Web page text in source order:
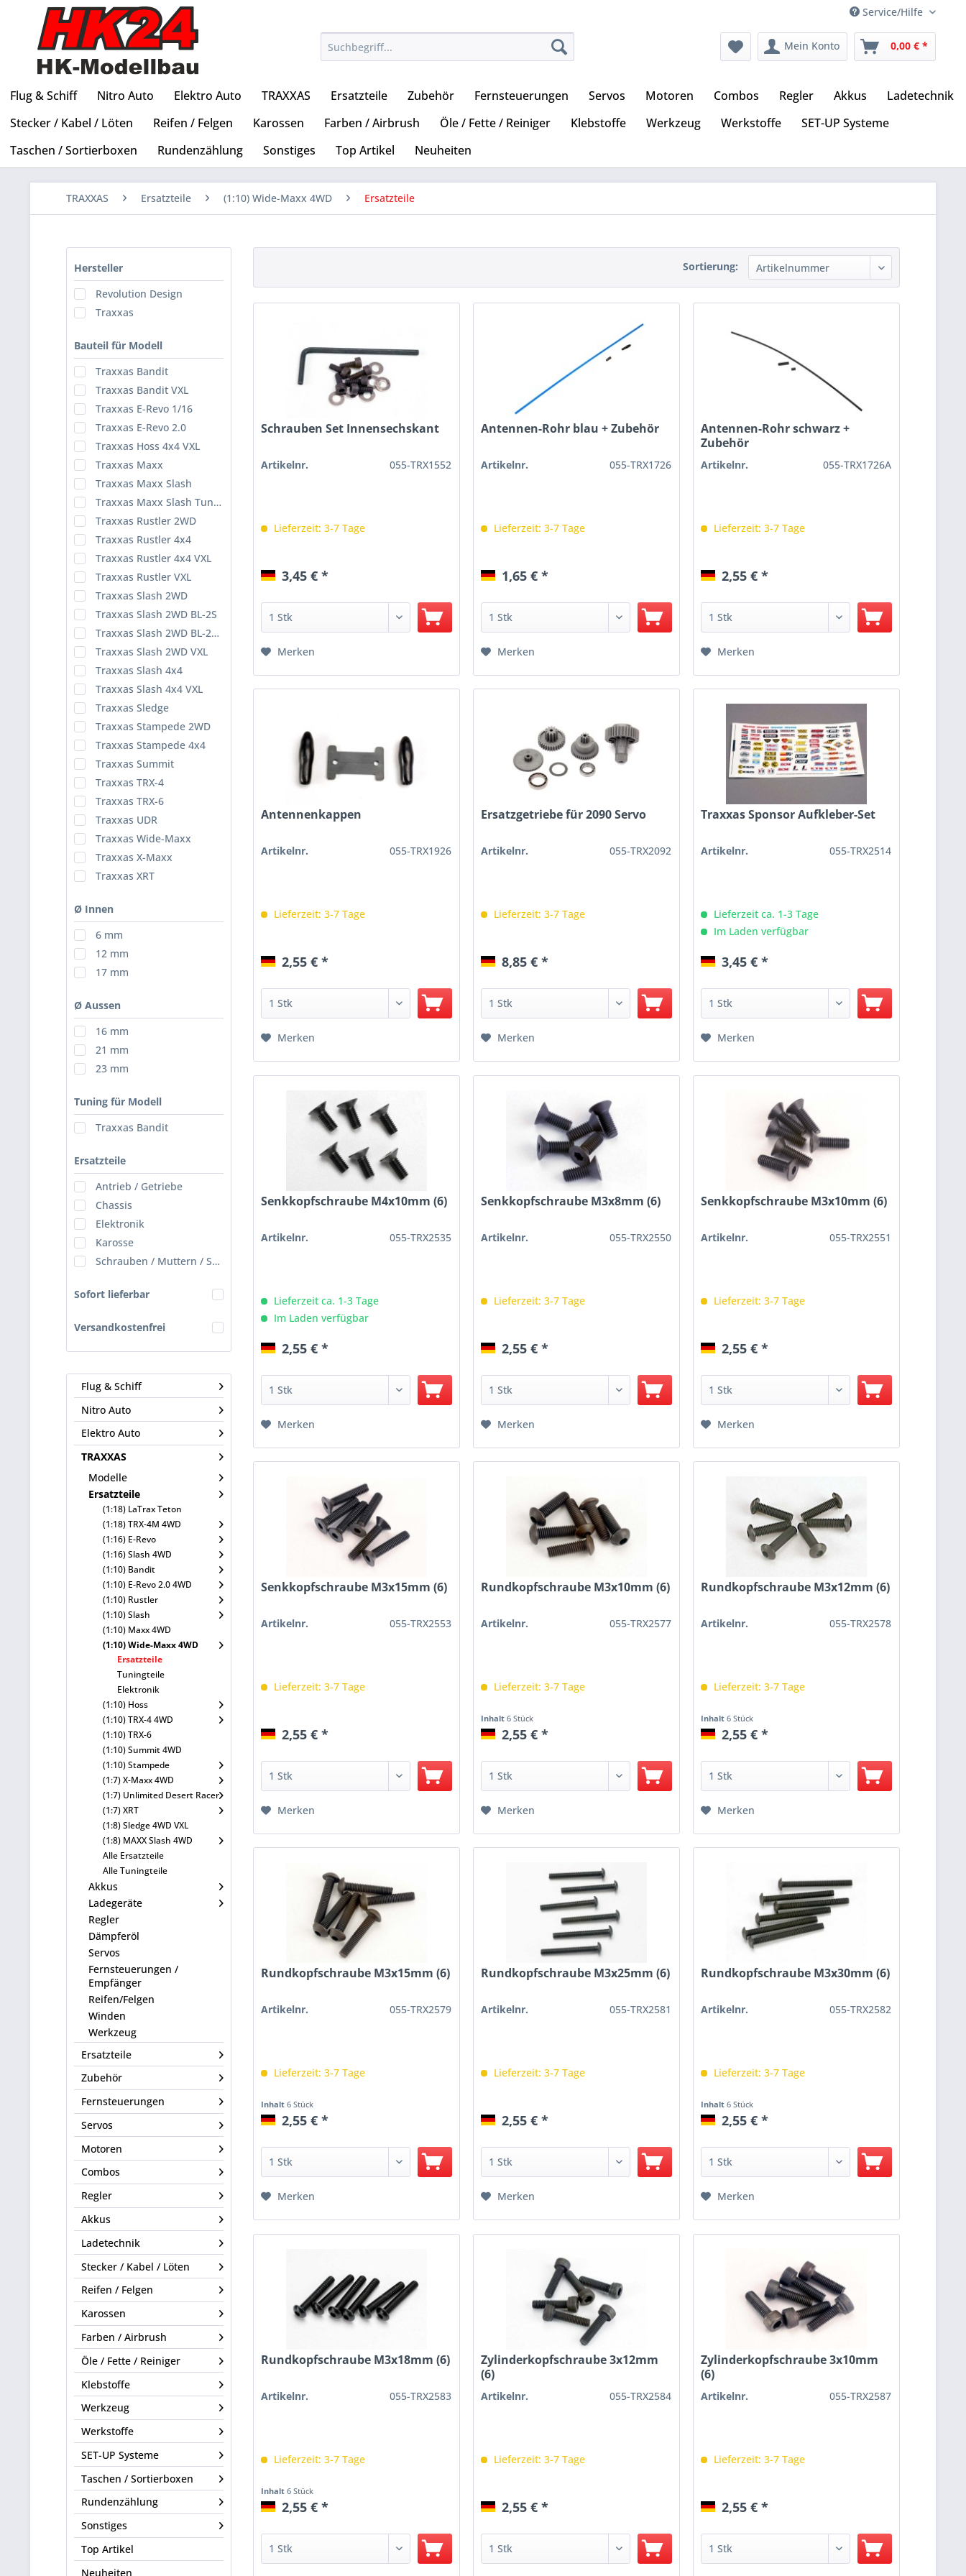
Service/Hilfe
Mein Konto 0,00 € *
Flug & Schiff Nitro Auto Elektro Auto TRAXXAS Ersatzteile Zubehör Fernsteuerungen Servos Motoren Combos Regler Akkus
Ladetechnik
Stecker / Kabel / Löten
Reifen / Felgen Karossen Farben / Airbrush Öle / Fette / Reiniger Klebstoffe Werkzeug Werkstoffe
SET-UP Systeme
Taschen / Sortierboxen
Rundenzählung Sonstiges Top Artikel Neuheiten
TRAXXAS Ersatzteile (1:10) Wide-Maxx 4WD Ersatzteile
Hersteller
Revolution Design
Traxxas
Bauteil für Modell
Traxxas Bandit
Traxxas Bandit VXL
Traxxas E-Revo 1/16
Traxxas E-Revo 2.0
Traxxas Hoss 4x4 VXL
Traxxas Maxx
Traxxas Maxx Slash
Traxxas Maxx Slash Tuning
Traxxas Rustler 2WD
Traxxas Rustler 4x4
Traxxas Rustler 4x4 VXL
Traxxas Rustler VXL
Traxxas Slash 2WD
Traxxas Slash 2WD BL-2S
Traxxas Slash 2WD BL-2S Tuning
Traxxas Slash 2WD VXL
Traxxas Slash 4x4
Traxxas Slash 4x4 VXL
Traxxas Sledge
Traxxas Stampede 2WD
Traxxas Stampede 4x4
Traxxas Summit
Traxxas TRX-4
Traxxas TRX-6
Traxxas UDR
Traxxas Wide-Maxx
Traxxas X-Maxx
Traxxas XRT
Ø Innen
6 mm
12 mm
17 mm
Ø Aussen
16 mm
21 mm
23 mm
Tuning für Modell
Traxxas Bandit
Ersatzteile
Antrieb / Getriebe
Chassis
Elektronik
Karosse
Schrauben / Muttern / Scheiben
Sofort lieferbar
Versandkostenfrei
Flug & Schiff
Nitro Auto
Elektro Auto
TRAXXAS
Modelle
Ersatzteile
(1:18) LaTrax Teton
(1:18) TRX-4M 4WD
(1:16) E-Revo
(1:16) Slash 4WD
(1:10) Bandit
(1:10) E-Revo 2.0 4WD
(1:10) Rustler
(1:10) Slash
(1:10) Maxx 4WD
(1:10) Wide-Maxx 4WD
Ersatzteile
Tuningteile
Elektronik
(1:10) Hoss
(1:10) TRX-4 4WD
(1:10) TRX-6
(1:10) Summit 4WD
(1:10) Stampede
(1:7) X-Maxx 4WD
(1:7) Unlimited Desert Racer
(1:7) XRT
(1:8) Sledge 4WD VXL
(1:8) MAXX Slash 4WD
Alle Ersatzteile
Alle Tuningteile
Akkus
Ladegeräte
Regler
Dämpferöl
Servos
Fernsteuerungen /
Empfänger
Reifen/Felgen
Winden
Werkzeug
Ersatzteile
Zubehör
Fernsteuerungen
Servos
Motoren
Combos
Regler
Akkus
Ladetechnik
Stecker / Kabel / Löten
Reifen / Felgen
Karossen
Farben / Airbrush
Öle / Fette / Reiniger
Klebstoffe
Werkzeug
Werkstoffe
SET-UP Systeme
Taschen / Sortierboxen
Rundenzählung
Sonstiges
Top Artikel
Neuheiten
Sortierung:
Schrauben Set Innensechskant
Artikelnr. 055-TRX1552
Lieferzeit: 3-7 Tage
3,45 € *
Merken
Antennen-Rohr blau + Zubehör
Artikelnr. 055-TRX1726
Lieferzeit: 3-7 Tage
1,65 € *
Merken
Antennen-Rohr schwarz +
Zubehör
Artikelnr. 055-TRX1726A
Lieferzeit: 3-7 Tage
2,55 € *
Merken
Antennenkappen
Artikelnr. 055-TRX1926
Lieferzeit: 3-7 Tage
2,55 € *
Merken
Ersatzgetriebe für 2090 Servo
Artikelnr. 055-TRX2092
Lieferzeit: 3-7 Tage
8,85 € *
Merken
Traxxas Sponsor Aufkleber-Set
Artikelnr. 055-TRX2514
Lieferzeit ca. 1-3 Tage
Im Laden verfügbar
3,45 € *
Merken
Senkkopfschraube M4x10mm (6)
Artikelnr. 055-TRX2535
Lieferzeit ca. 1-3 Tage
Im Laden verfügbar
2,55 € *
Merken
Senkkopfschraube M3x8mm (6)
Artikelnr. 055-TRX2550
Lieferzeit: 3-7 Tage
2,55 € *
Merken
Senkkopfschraube M3x10mm (6)
Artikelnr. 055-TRX2551
Lieferzeit: 3-7 Tage
2,55 € *
Merken
Senkkopfschraube M3x15mm (6)
Artikelnr. 055-TRX2553
Lieferzeit: 3-7 Tage
2,55 € *
Merken
Rundkopfschraube M3x10mm (6)
Artikelnr. 055-TRX2577
Lieferzeit: 3-7 Tage
Inhalt6 Stück
2,55 € *
Merken
Rundkopfschraube M3x12mm (6)
Artikelnr. 055-TRX2578
Lieferzeit: 3-7 Tage
Inhalt6 Stück
2,55 € *
Merken
Rundkopfschraube M3x15mm (6)
Artikelnr. 055-TRX2579
Lieferzeit: 3-7 Tage
Inhalt6 Stück
2,55 € *
Merken
Rundkopfschraube M3x25mm (6)
Artikelnr. 055-TRX2581
Lieferzeit: 3-7 Tage
2,55 € *
Merken
Rundkopfschraube M3x30mm (6)
Artikelnr. 055-TRX2582
Lieferzeit: 3-7 Tage
Inhalt6 Stück
2,55 € *
Merken
Rundkopfschraube M3x18mm (6)
Artikelnr. 055-TRX2583
Lieferzeit: 3-7 Tage
Inhalt6 Stück
2,55 € *
Zylinderkopfschraube 3x12mm
(6)
Artikelnr. 055-TRX2584
Lieferzeit: 3-7 Tage
2,55 € *
Zylinderkopfschraube 3x10mm
(6)
Artikelnr. 055-TRX2587
Lieferzeit: 3-7 Tage
2,55 € *